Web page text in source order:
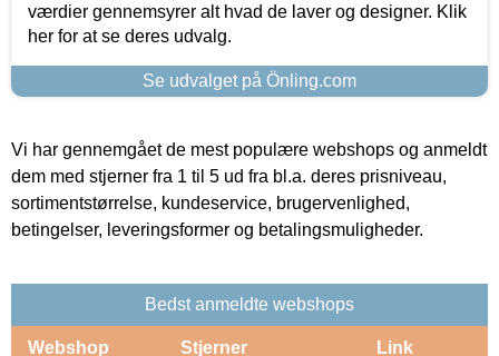
værdier gennemsyrer alt hvad de laver og designer. Klik
her for at se deres udvalg.
Se udvalget på Önling.com
Vi har gennemgået de mest populære webshops og anmeldt
dem med stjerner fra 1 til 5 ud fra bl.a. deres prisniveau,
sortimentstørrelse, kundeservice, brugervenlighed,
betingelser, leveringsformer og betalingsmuligheder.
Bedst anmeldte webshops
Webshop Stjerner Link